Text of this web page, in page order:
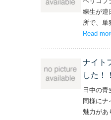
練生が連
所で、単
Read
ナイト
した！！
日中の青
同様にナ
魅力があ